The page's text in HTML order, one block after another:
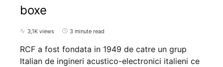
boxe
3,1K views 3 minute read
RCF a fost fondata in 1949 de catre un grup
Italian de ingineri acustico-electronici italieni ce